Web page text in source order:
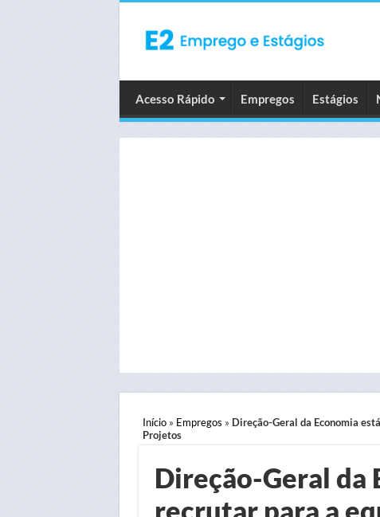
Acesso Rápido Empregos Estágios
Início» Empregos » Direção-Geral da Economia
Projetos
Direção-Geral da
recrutar para a